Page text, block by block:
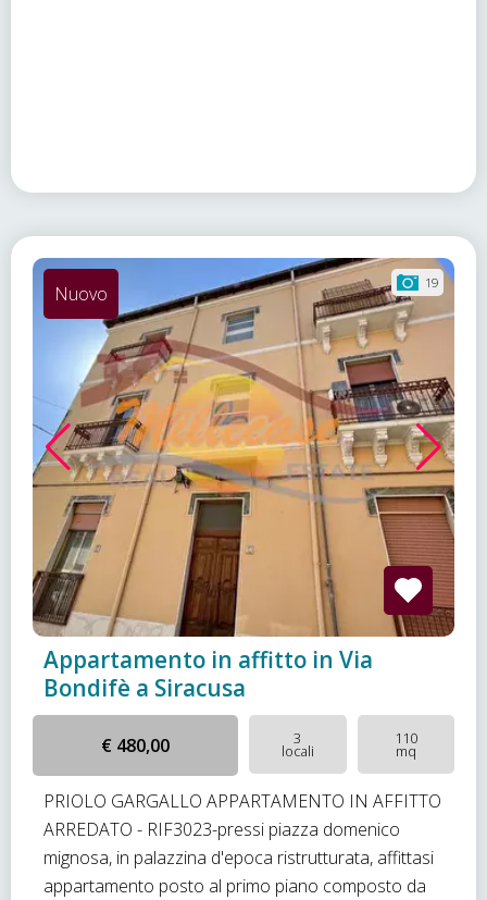
19
Nuovo
Appartamento in affitto in Via
Bondifè a Siracusa
€ 480,00 3
locali
110
mq
PRIOLO GARGALLO APPARTAMENTO IN AFFITTO
ARREDATO - RIF3023-pressi piazza domenico
mignosa, in palazzina d'epoca ristrutturata, affittasi
appartamento posto al primo piano composto da